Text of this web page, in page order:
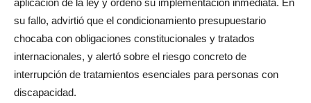
aplicación de la ley y ordenó su implementación inmediata. En
su fallo, advirtió que el condicionamiento presupuestario
chocaba con obligaciones constitucionales y tratados
internacionales, y alertó sobre el riesgo concreto de
interrupción de tratamientos esenciales para personas con
discapacidad.